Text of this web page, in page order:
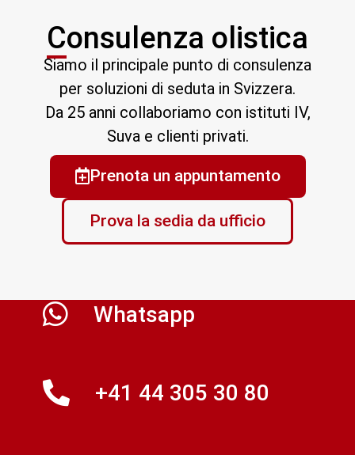
Consulenza olistica
Siamo il principale punto di consulenza
per soluzioni di seduta in Svizzera.
Da 25 anni collaboriamo con istituti IV,
Suva e clienti privati.
Prenota un appuntamento
Prova la sedia da ufficio
Whatsapp
+41 44 305 30 80